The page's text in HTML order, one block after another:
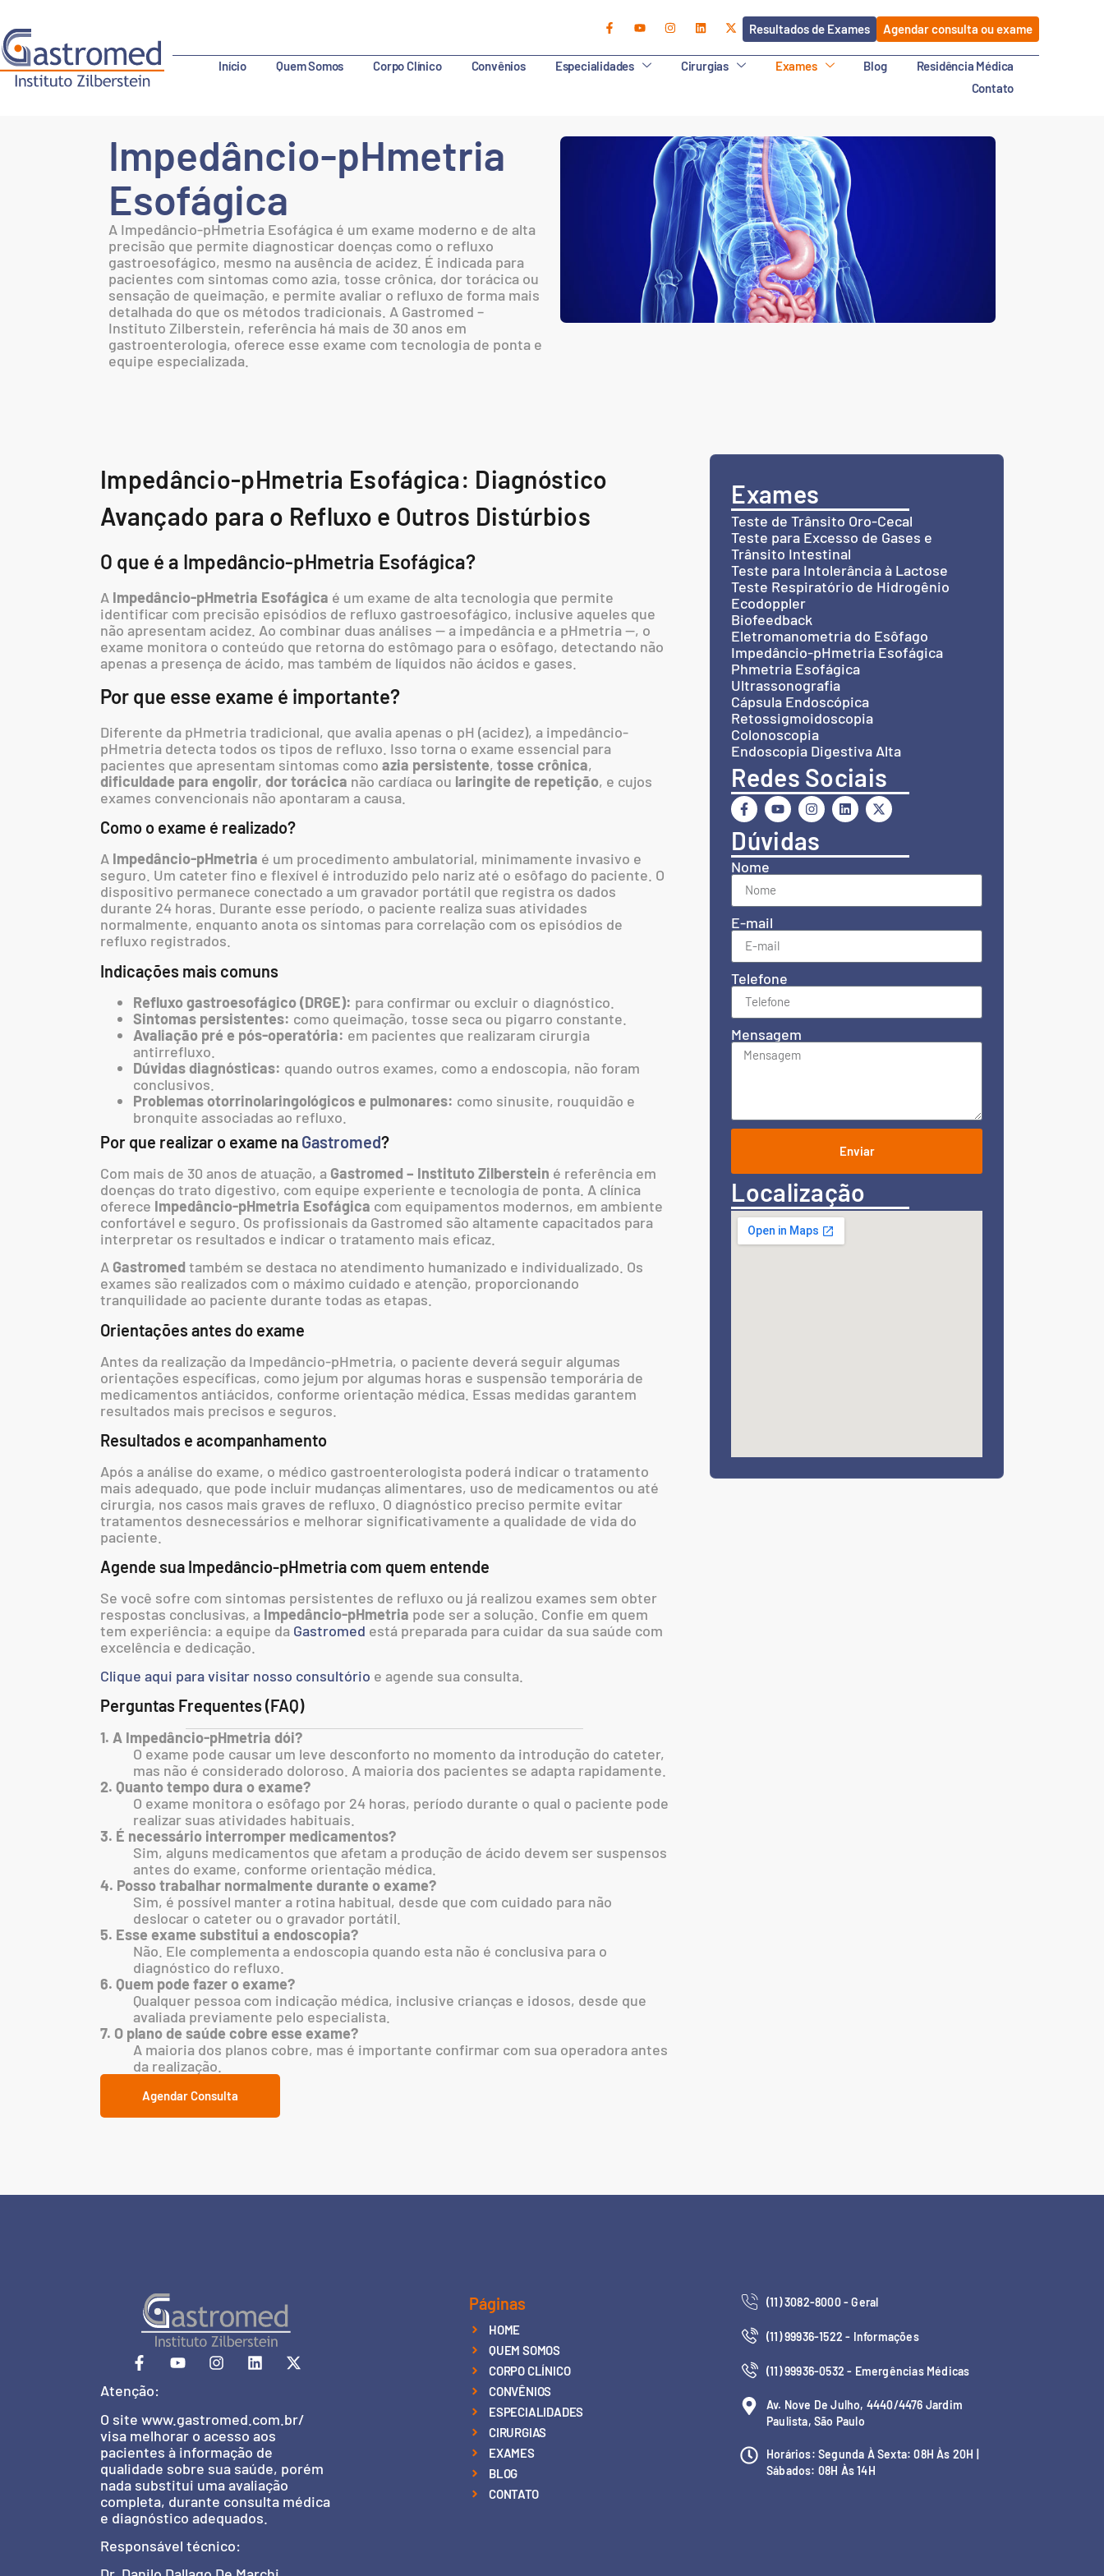
Agendar consulta ou exame
Resultados de Exames
Início Quem Somos Corpo Clínico Convênios Especialidades Cirurgias Exames Blog
Residência Médica
Contato
Impedâncio-pHmetria
Esofágica
A Impedâncio-pHmetria Esofágica é um exame moderno e de alta
precisão que permite diagnosticar doenças como o refluxo
gastroesofágico, mesmo na ausência de acidez. É indicada para
pacientes com sintomas como azia, tosse crônica, dor torácica ou
sensação de queimação, e permite avaliar o refluxo de forma mais
detalhada do que os métodos tradicionais. A Gastromed –
Instituto Zilberstein, referência há mais de 30 anos em
gastroenterologia, oferece esse exame com tecnologia de ponta e
equipe especializada.
Impedâncio-pHmetria Esofágica: Diagnóstico
Avançado para o Refluxo e Outros Distúrbios
O que é a Impedâncio-pHmetria Esofágica?
A Impedâncio-pHmetria Esofágica é um exame de alta tecnologia que permite
identificar com precisão episódios de refluxo gastroesofágico, inclusive aqueles que
não apresentam acidez. Ao combinar duas análises — a impedância e a pHmetria —, o
exame monitora o conteúdo que retorna do estômago para o esôfago, detectando não
apenas a presença de ácido, mas também de líquidos não ácidos e gases.
Por que esse exame é importante?
Diferente da pHmetria tradicional, que avalia apenas o pH (acidez), a impedâncio-
pHmetria detecta todos os tipos de refluxo. Isso torna o exame essencial para
pacientes que apresentam sintomas como azia persistente, tosse crônica,
dificuldade para engolir, dor torácica não cardíaca ou laringite de repetição, e cujos
exames convencionais não apontaram a causa.
Como o exame é realizado?
A Impedâncio-pHmetria é um procedimento ambulatorial, minimamente invasivo e
seguro. Um cateter fino e flexível é introduzido pelo nariz até o esôfago do paciente. O
dispositivo permanece conectado a um gravador portátil que registra os dados
durante 24 horas. Durante esse período, o paciente realiza suas atividades
normalmente, enquanto anota os sintomas para correlação com os episódios de
refluxo registrados.
Indicações mais comuns
Refluxo gastroesofágico (DRGE): para confirmar ou excluir o diagnóstico.
Sintomas persistentes: como queimação, tosse seca ou pigarro constante.
Avaliação pré e pós-operatória: em pacientes que realizaram cirurgia
antirrefluxo.
Dúvidas diagnósticas: quando outros exames, como a endoscopia, não foram
conclusivos.
Problemas otorrinolaringológicos e pulmonares: como sinusite, rouquidão e
bronquite associadas ao refluxo.
Por que realizar o exame na Gastromed?
Com mais de 30 anos de atuação, a Gastromed – Instituto Zilberstein é referência em
doenças do trato digestivo, com equipe experiente e tecnologia de ponta. A clínica
oferece Impedâncio-pHmetria Esofágica com equipamentos modernos, em ambiente
confortável e seguro. Os profissionais da Gastromed são altamente capacitados para
interpretar os resultados e indicar o tratamento mais eficaz.
A Gastromedtambém se destaca no atendimento humanizado e individualizado. Os
exames são realizados com o máximo cuidado e atenção, proporcionando
tranquilidade ao paciente durante todas as etapas.
Orientações antes do exame
Antes da realização da Impedâncio-pHmetria, o paciente deverá seguir algumas
orientações específicas, como jejum por algumas horas e suspensão temporária de
medicamentos antiácidos, conforme orientação médica. Essas medidas garantem
resultados mais precisos e seguros.
Resultados e acompanhamento
Após a análise do exame, o médico gastroenterologista poderá indicar o tratamento
mais adequado, que pode incluir mudanças alimentares, uso de medicamentos ou até
cirurgia, nos casos mais graves de refluxo. O diagnóstico preciso permite evitar
tratamentos desnecessários e melhorar significativamente a qualidade de vida do
paciente.
Agende sua Impedâncio-pHmetria com quem entende
Se você sofre com sintomas persistentes de refluxo ou já realizou exames sem obter
respostas conclusivas, a Impedâncio-pHmetria pode ser a solução. Confie em quem
tem experiência: a equipe da Gastromed está preparada para cuidar da sua saúde com
excelência e dedicação.
Clique aqui para visitar nosso consultório e agende sua consulta.
Perguntas Frequentes (FAQ)
1. A Impedâncio-pHmetria dói?
O exame pode causar um leve desconforto no momento da introdução do cateter,
mas não é considerado doloroso. A maioria dos pacientes se adapta rapidamente.
2. Quanto tempo dura o exame?
O exame monitora o esôfago por 24 horas, período durante o qual o paciente pode
realizar suas atividades habituais.
3. É necessário interromper medicamentos?
Sim, alguns medicamentos que afetam a produção de ácido devem ser suspensos
antes do exame, conforme orientação médica.
4. Posso trabalhar normalmente durante o exame?
Sim, é possível manter a rotina habitual, desde que com cuidado para não
deslocar o cateter ou o gravador portátil.
5. Esse exame substitui a endoscopia?
Não. Ele complementa a endoscopia quando esta não é conclusiva para o
diagnóstico do refluxo.
6. Quem pode fazer o exame?
Qualquer pessoa com indicação médica, inclusive crianças e idosos, desde que
avaliada previamente pelo especialista.
7. O plano de saúde cobre esse exame?
A maioria dos planos cobre, mas é importante confirmar com sua operadora antes
da realização.
Agendar Consulta
Exames
Teste de Trânsito Oro-Cecal
Teste para Excesso de Gases e
Trânsito Intestinal
Teste para Intolerância à Lactose
Teste Respiratório de Hidrogênio
Ecodoppler
Biofeedback
Eletromanometria do Esôfago
Impedâncio-pHmetria Esofágica
Phmetria Esofágica
Ultrassonografia
Cápsula Endoscópica
Retossigmoidoscopia
Colonoscopia
Endoscopia Digestiva Alta
Redes Sociais
Dúvidas
Nome
E-mail
Telefone
Mensagem
Enviar
Localização
Atenção:
O site www.gastromed.com.br/
visa melhorar o acesso aos
pacientes à informação de
qualidade sobre sua saúde, porém
nada substitui uma avaliação
completa, durante consulta médica
e diagnóstico adequados.
Responsável técnico:
Páginas
HOME
QUEM SOMOS
CORPO CLÍNICO
CONVÊNIOS
ESPECIALIDADES
CIRURGIAS
EXAMES
BLOG
CONTATO
(11) 3082-8000 - Geral
(11) 99936-1522 - Informações
(11) 99936-0532 - Emergências Médicas
Av. Nove De Julho, 4440/4476 Jardim
Paulista, São Paulo
Horários: Segunda À Sexta: 08H Às 20H |
Sábados: 08H Às 14H